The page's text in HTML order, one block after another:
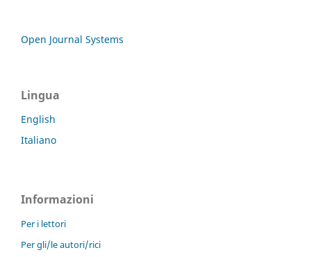
Open Journal Systems
Lingua
English
Italiano
Informazioni
Per i lettori
Per gli/le autori/rici